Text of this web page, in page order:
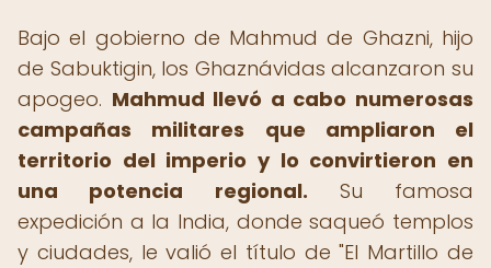
Bajo el gobierno de Mahmud de Ghazni, hijo
de Sabuktigin, los Ghaznávidas alcanzaron su
apogeo. Mahmud llevó a cabo numerosas
campañas militares que ampliaron el
territorio del imperio y lo convirtieron en
una potencia regional. Su famosa
expedición a la India, donde saqueó templos
y ciudades, le valió el título de "El Martillo de